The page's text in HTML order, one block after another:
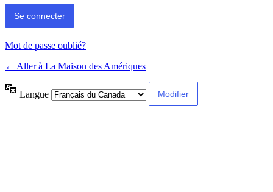
Mot de passe oublié?
← Aller à La Maison des Amériques
Langue